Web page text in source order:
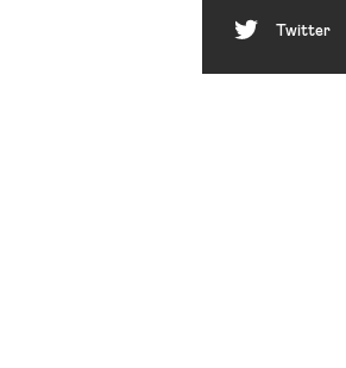
Twitter
Partager